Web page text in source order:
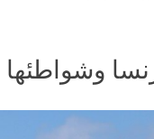
وشواطئها